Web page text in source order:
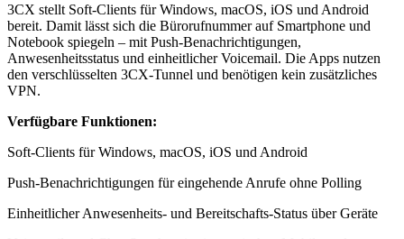
3CX stellt Soft-Clients für Windows, macOS, iOS und Android
bereit. Damit lässt sich die Bürorufnummer auf Smartphone und
Notebook spiegeln – mit Push-Benachrichtigungen,
Anwesenheitsstatus und einheitlicher Voicemail. Die Apps nutzen
den verschlüsselten 3CX-Tunnel und benötigen kein zusätzliches
VPN.
Verfügbare Funktionen:
Soft-Clients für Windows, macOS, iOS und Android
Push-Benachrichtigungen für eingehende Anrufe ohne Polling
Einheitlicher Anwesenheits- und Bereitschafts-Status über Geräte